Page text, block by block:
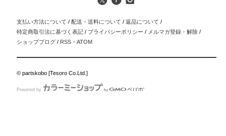
支払い方法について / 配送・送料について / 返品について /
特定商取引法に基づく表記 / プライバシーポリシー / メルマガ登録・解除 /
ショップブログ / RSS ・ATOM
© partskobo [Tesoro Co.Ltd.]
Powered by